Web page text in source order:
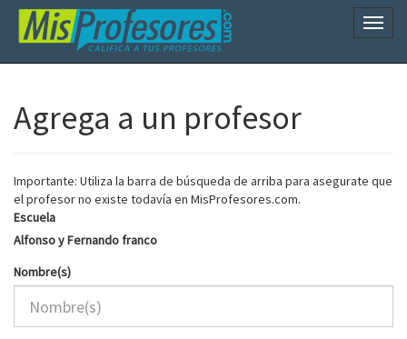
Agrega a un profesor
Importante: Utiliza la barra de búsqueda de arriba para asegurate que
el profesor no existe todavía en MisProfesores.com.
Escuela
Alfonso y Fernando franco
Nombre(s)